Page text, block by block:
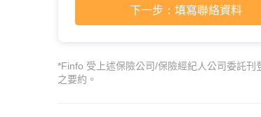
下一步：填寫聯絡資料
*Finfo 受上述保險公司/保險經紀人公司委託
之要約。